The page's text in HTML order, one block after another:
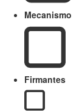
Mecanismo
Firmantes